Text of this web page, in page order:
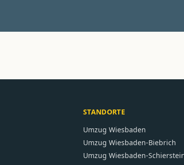
STANDORTE
Umzug Wiesbaden
Umzug Wiesbaden-Biebrich
Umzug Wiesbaden-